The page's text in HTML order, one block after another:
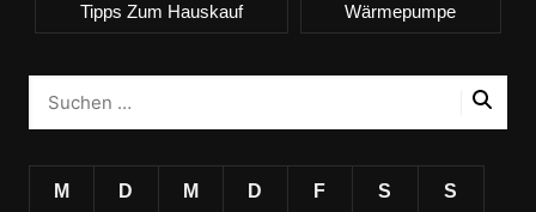
Tipps Zum Hauskauf Wärmepumpe
M D M D F S S